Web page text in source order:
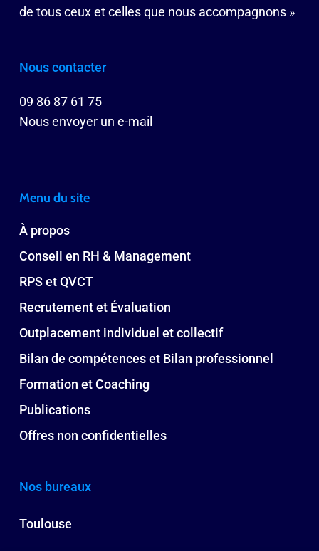
de tous ceux et celles que nous accompagnons »
Nous contacter
09 86 87 61 75
Nous envoyer un e-mail
Menu du site
À propos
Conseil en RH & Management
RPS et QVCT
Recrutement et Évaluation
Outplacement individuel et collectif
Bilan de compétences et Bilan professionnel
Formation et Coaching
Publications
Offres non confidentielles
Nos bureaux
Toulouse